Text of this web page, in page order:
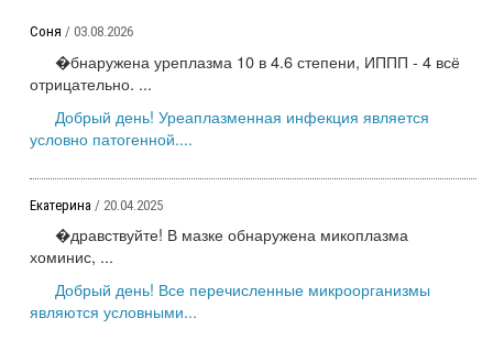
Соня / 03.08.2026
�бнаружена уреплазма 10 в 4.6 степени, ИППП - 4 всё
отрицательно. ...
Добрый день! Уреаплазменная инфекция является
условно патогенной....
Екатерина / 20.04.2025
�дравствуйте! В мазке обнаружена микоплазма
хоминис, ...
Добрый день! Все перечисленные микроорганизмы
являются условными...